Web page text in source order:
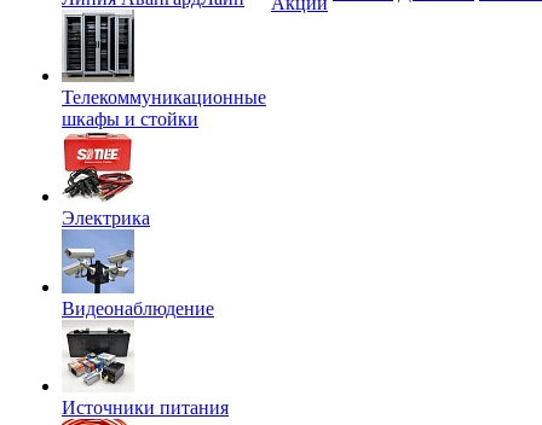
Телекоммуникационные
шкафы и стойки
Электрика
Видеонаблюдение
Источники питания